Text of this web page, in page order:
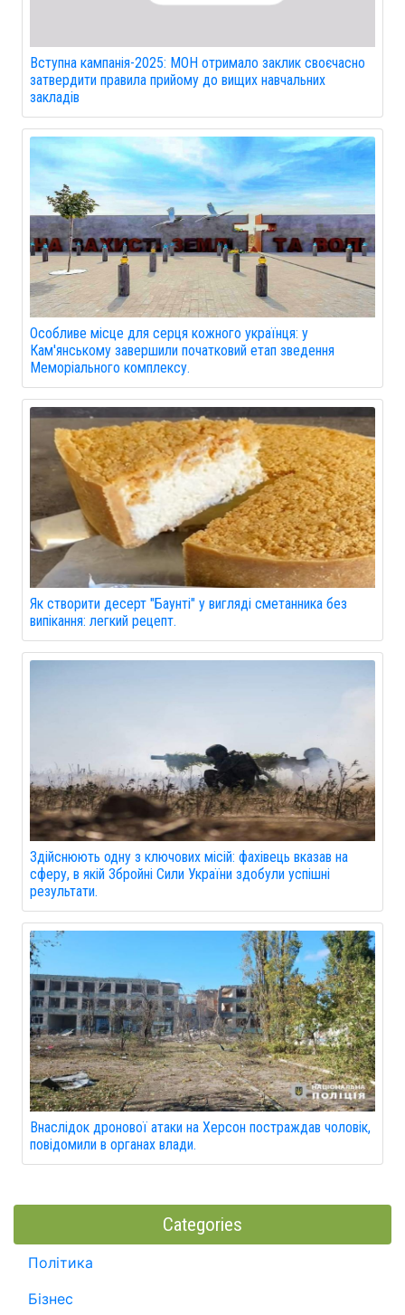
Вступна кампанія-2025: МОН отримало заклик своєчасно
затвердити правила прийому до вищих навчальних
закладів
Особливе місце для серця кожного українця: у
Кам'янському завершили початковий етап зведення
Меморіального комплексу.
Як створити десерт "Баунті" у вигляді сметанника без
випікання: легкий рецепт.
Здійснюють одну з ключових місій: фахівець вказав на
сферу, в якій Збройні Сили України здобули успішні
результати.
Внаслідок дронової атаки на Херсон постраждав чоловік,
повідомили в органах влади.
Categories
Політика
Бізнес